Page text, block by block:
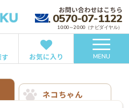
お問い合わせはこちら
0570-07-1122
10:00～20:00（ナビダイヤル）
お気に入り MENU
ネコちゃん